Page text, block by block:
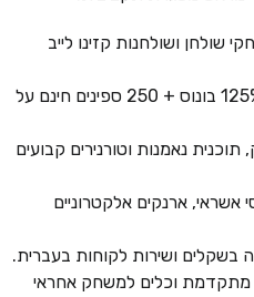
ושולחנות קזינו לייב
בונוס קבלת פנים נדיב: עד 125% בונוס + 250 ספינים חינם על
תוכנית נאמנות וטורנירים קבועים
אשראי, ארנקים אלקטרוניים
בשקלים ושירות לקוחות בעברית.
רישיון קוראסאו, הצפנת SSL מתקדמת וכלים למשחק אחראי